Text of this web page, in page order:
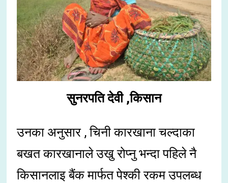
सुनरपति देवी ,किसान
उनका अनुसार , चिनी कारखाना चल्दाका
बखत कारखानाले उखु रोप्नु भन्दा पहिले नै
किसानलाइ बैंक मार्फत पेश्की रकम उपलब्ध